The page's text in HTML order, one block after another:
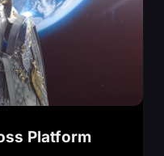
Platform